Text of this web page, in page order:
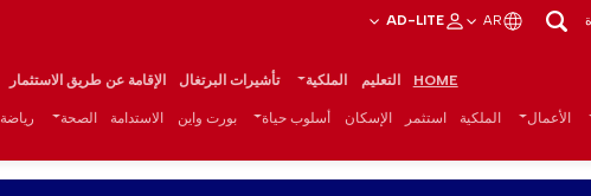
AR
AD-LITE
HOME التعليم الملكية تأشيرات البرتغال الإقامة عن طريق الاستثمار
الأعمال الملكية استثمر الإسكان أسلوب حياة بورت واين الاستدامة الصحة رياضة